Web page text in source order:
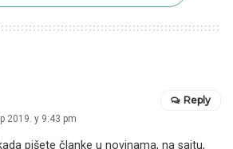
2019. у 9:43 pm
pišete članke u novinama, na sajtu,
Reply